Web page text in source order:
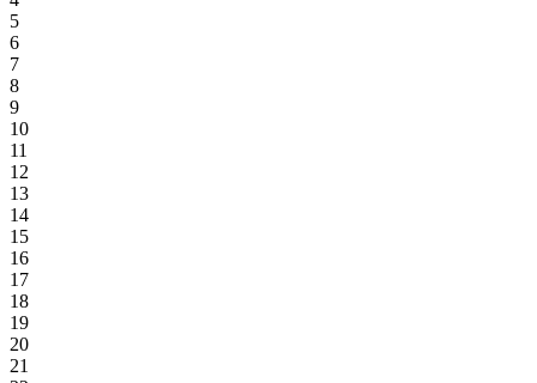
5
6
7
8
9
10
11
12
13
14
15
16
17
18
19
20
21